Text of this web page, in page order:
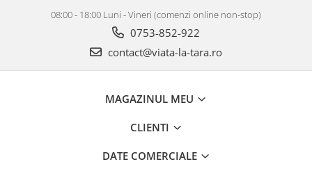
08:00 - 18:00 Luni - Vineri (comenzi online non-stop)
0753-852-922
contact@viata-la-tara.ro
MAGAZINUL MEU
CLIENTI
DATE COMERCIALE